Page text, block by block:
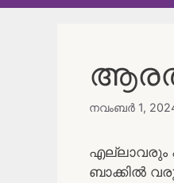
നവംബർ 1,
എല്ലാവരും
ബാക്കിൽ